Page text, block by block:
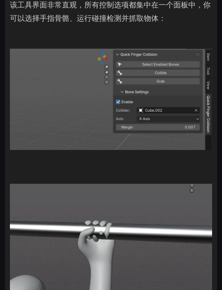
该工具界面非常直观，所有控制选项都集中在一个面板中，你
可以选择手指骨骼、运行碰撞检测并抓取物体：